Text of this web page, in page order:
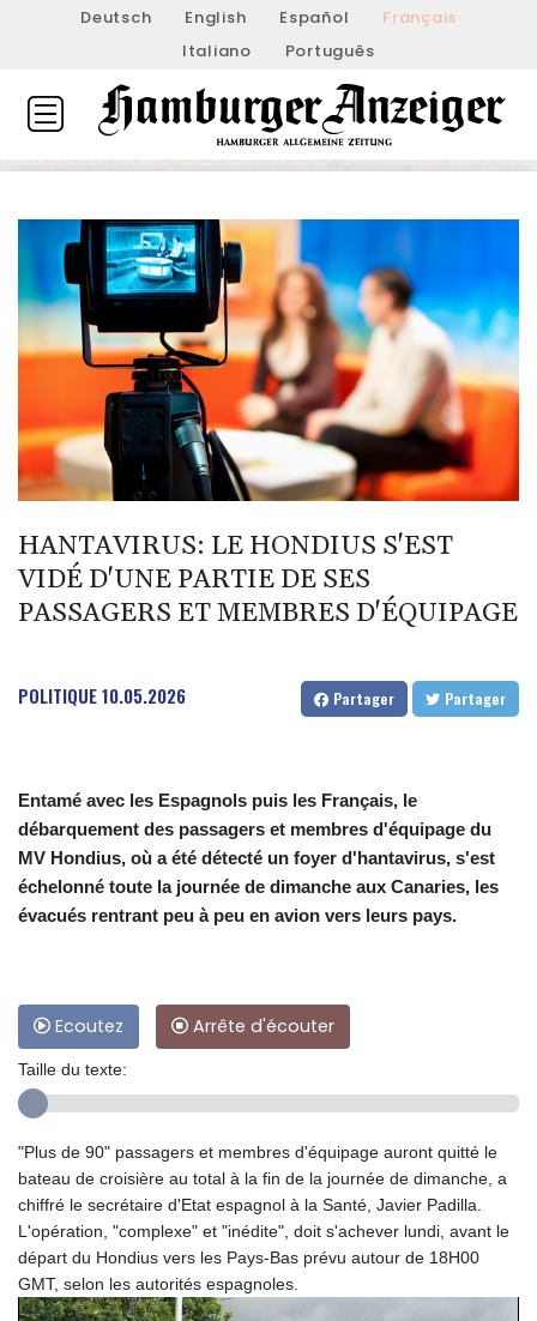
Deutsch English Español
Français
Italiano
Português
HANTAVIRUS: LE HONDIUS S'EST
VIDÉ D'UNE PARTIE DE SES
PASSAGERS ET MEMBRES D'ÉQUIPAGE
POLITIQUE10.05.2026 Partager Partager
Entamé avec les Espagnols puis les Français, le
débarquement des passagers et membres d'équipage du
MV Hondius, où a été détecté un foyer d'hantavirus, s'est
échelonné toute la journée de dimanche aux Canaries, les
évacués rentrant peu à peu en avion vers leurs pays.
Ecoutez Arrête d'écouter
Taille du texte:
"Plus de 90" passagers et membres d'équipage auront quitté le
bateau de croisière au total à la fin de la journée de dimanche, a
chiffré le secrétaire d'Etat espagnol à la Santé, Javier Padilla.
L'opération, "complexe" et "inédite", doit s'achever lundi, avant le
départ du Hondius vers les Pays-Bas prévu autour de 18H00
GMT, selon les autorités espagnoles.